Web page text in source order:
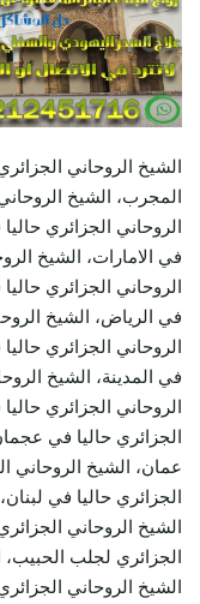
الشيخ الروحاني
المجرب، الشيخ
الروحاني الجزائري
في الامارات، الشيخ
الروحاني الجزائري
في الرياض، الشيخ
الروحاني الجزائري
في المدينة، الشيخ
الروحاني الجزائري
الجزائري حاليا في
عمان، الشيخ الروحاني
الجزائري حاليا في
الشيخ الروحاني
الجزائري لجلب
الشيخ الروحاني